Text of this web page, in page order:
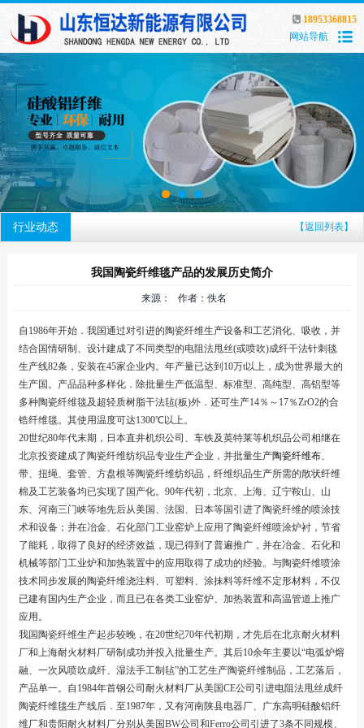
18953368815
网站导航
行业动态 【返回列表】
我国陶瓷纤维毯产品的发展历史简介
来源： 作者：佚名
自1986年开始．我国通过对引进的陶瓷纤维生产设备和工艺消化、吸收，并
结合国情研制、设计建成了不同类型的电阻法甩丝(或喷吹)成纤干法针刺毯
生产线82条，安装在45家企业内。年产量已达到10万t以上，成为世界最大的
生产国。产品品种多样化．除批量生产低温型、标准型、高纯型、高铝型等
多种陶瓷纤维毯及超轻质树脂干法毡(板)外．还可生产14％～17％ZrO2的合
锆纤维毯。其使用温度可达1300℃以上。
20世纪80年代末期，日本直井机织公司、车铁及英特莱等机织品公司相继在
北京投资建成了陶瓷纤维纺织品专业生产企业，并批量生产陶瓷纤维布、
带、扭绳、套管、方盘根等陶瓷纤维纺织品，纤维织品生产所需的散状纤维
棉及工艺装备均已实现了国产化。90年代初，北京、上海、辽宁鞍山、山
东、河南三门峡等地先后从美国、法国、日本等国引进了陶瓷纤维的喷涂技
术和设备；并在冶金、石化部门工业窑炉上应用了陶瓷纤维喷涂炉衬，节省
了能耗，取得了良好的经济效益，现已得到了普遍推广，并在冶金、石化和
机械等部门工业炉和加热装置中的应用取得了成功的经验。与陶瓷纤维喷涂
技术同步发展的陶瓷纤维浇注料、可塑料、涂抹料等纤维不定形材料，不仅
已建有国内生产企业，而且已在各类工业窑炉、加热装置和高温管道上推广
应用。
我国陶瓷纤维生产起步较晚，在20世纪70年代初期，才先后在北京耐火材料
厂和上海耐火材料厂研制成功并投入批量生产。其后10余年主要以“电弧炉熔
融、一次风喷吹成纤、湿法手工制毡”的工艺生产陶瓷纤维制品，工艺落后，
产品单一。自1984年首钢公司耐火材料厂从美国CE公司引进电阻法甩丝成纤
陶瓷纤维毯生产线后．至1987年，又有河南陕县电器厂、广东高明硅酸铝纤
维厂和贵阳耐火材料厂分别从美国BW公司和Ferro公司引进了3条不同规模、